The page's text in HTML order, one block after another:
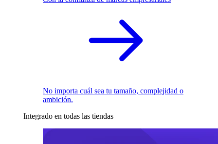
No importa cuál sea tu tamaño, complejidad o
ambición.
Integrado en todas las tiendas